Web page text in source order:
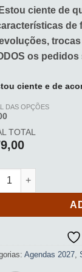
Estou ciente de
de
os
ciente e de
DAS OPÇÕES
TOTAL
(Filtro dos
Agendas 2027